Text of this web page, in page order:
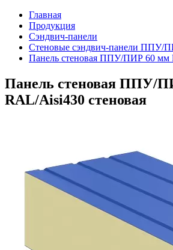
Главная
Продукция
Сэндвич-панели
Стеновые сэндвич-панели ППУ/
Панель стеновая ППУ/ПИР 60 мм
Панель стеновая ППУ/
RAL/Aisi430 стеновая